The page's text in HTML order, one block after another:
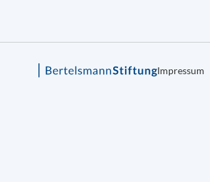
Impressum